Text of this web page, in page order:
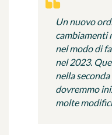
Un nuovo
cambiamenti
nel modo di
nel 2023.
nella
dovremmo
molte